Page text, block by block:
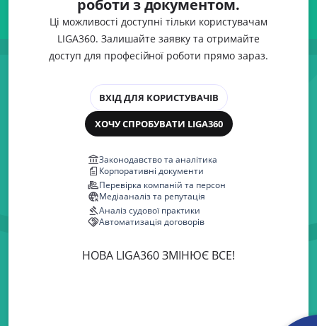
роботи з документом.
Ці можливості доступні тільки користувачам
LIGA360. Залишайте заявку та отримайте
доступ для професійної роботи прямо зараз.
ВХІД ДЛЯ КОРИСТУВАЧІВ
ХОЧУ СПРОБУВАТИ LIGA360
Законодавство та аналітика
Корпоративні документи
Перевірка компаній та персон
Медіааналіз та репутація
Аналіз судової практики
Автоматизація договорів
НОВА LIGA360 ЗМІНЮЄ ВСЕ!